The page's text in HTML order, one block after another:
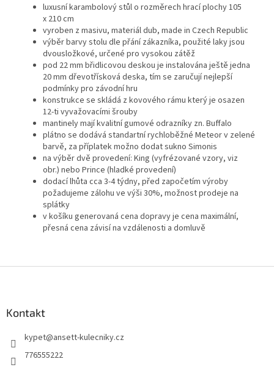
luxusní karambolový stůl o rozměrech hrací plochy 105
x 210 cm
vyroben z masivu, materiál dub, made in Czech Republic
výběr barvy stolu dle přání zákazníka, použité laky jsou
dvousložkové, určené pro vysokou zátěž
pod 22 mm břidlicovou deskou je instalována ještě jedna
20 mm dřevotřísková deska, tím se zaručují nejlepší
podmínky pro závodní hru
konstrukce se skládá z kovového rámu který je osazen
12-ti vyvažovacími šrouby
mantinely mají kvalitní gumové odrazníky zn. Buffalo
plátno se dodává standartní rychloběžné Meteor v zelené
barvě, za příplatek možno dodat sukno Simonis
na výběr dvě provedení: King (vyfrézované vzory, viz
obr.) nebo Prince (hladké provedení)
dodací lhůta cca 3-4 týdny, před započetím výroby
požadujeme zálohu ve výši 30%, možnost prodeje na
splátky
v košíku generovaná cena dopravy je cena maximální,
přesná cena závisí na vzdálenosti a domluvě
Kontakt
kypet@ansett-kulecniky.cz
776555222